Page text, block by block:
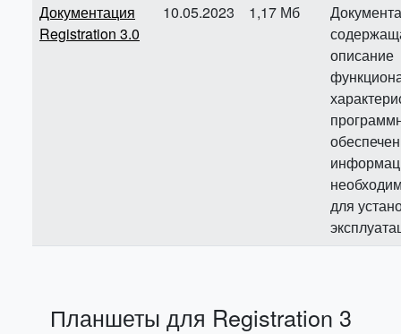
Документация
Registration 3.0
10.05.2023 1,17 Мб
описание
для
Планшеты для Registration 3